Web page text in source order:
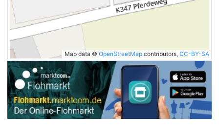
Map data © OpenStreetMap contributors, CC-BY-SA